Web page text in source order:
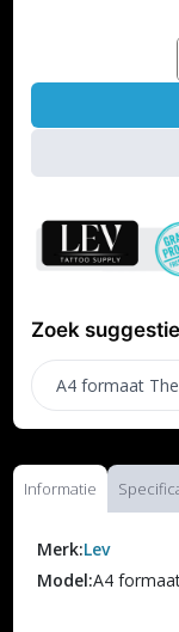
Zoek
A4 formaat
Informatie
Merk:Lev
Model:A4